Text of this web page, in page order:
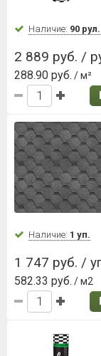
Наличие: 90 рул.
2 889 руб. /
288.90 руб. / м²
Наличие: 1 уп.
1 747 руб. /
582.33 руб. / м2